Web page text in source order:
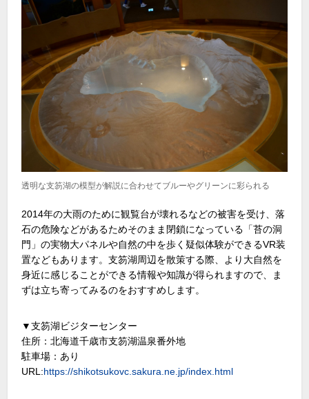
透明な支笏湖の模型が解説に合わせてブルーやグリーンに彩られる
2014年の大雨のために観覧台が壊れるなどの被害を受け、落
石の危険などがあるためそのまま閉鎖になっている「苔の洞
門」の実物大パネルや自然の中を歩く疑似体験ができるVR装
置などもあります。支笏湖周辺を散策する際、より大自然を
身近に感じることができる情報や知識が得られますので、ま
ずは立ち寄ってみるのをおすすめします。
▼支笏湖ビジターセンター
住所：北海道千歳市支笏湖温泉番外地
駐車場：あり
URL:https://shikotsukovc.sakura.ne.jp/index.html